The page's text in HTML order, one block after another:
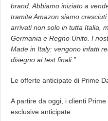
brand. Abbiamo iniziato a
tramite Amazon siamo
arrivati non solo in tutta Italia,
Germania e Regno Unito. I
Made in Italy: vengono infatti
disegno ai test finali.”
Le offerte anticipate di Prime
A partire da oggi, i clienti
esclusive anticipate